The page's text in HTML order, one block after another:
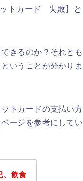
トカード 失敗】と
きるのか？それとも
いうことが分かりま
トカードの支払い方
ージを参考にしてい
、飲食